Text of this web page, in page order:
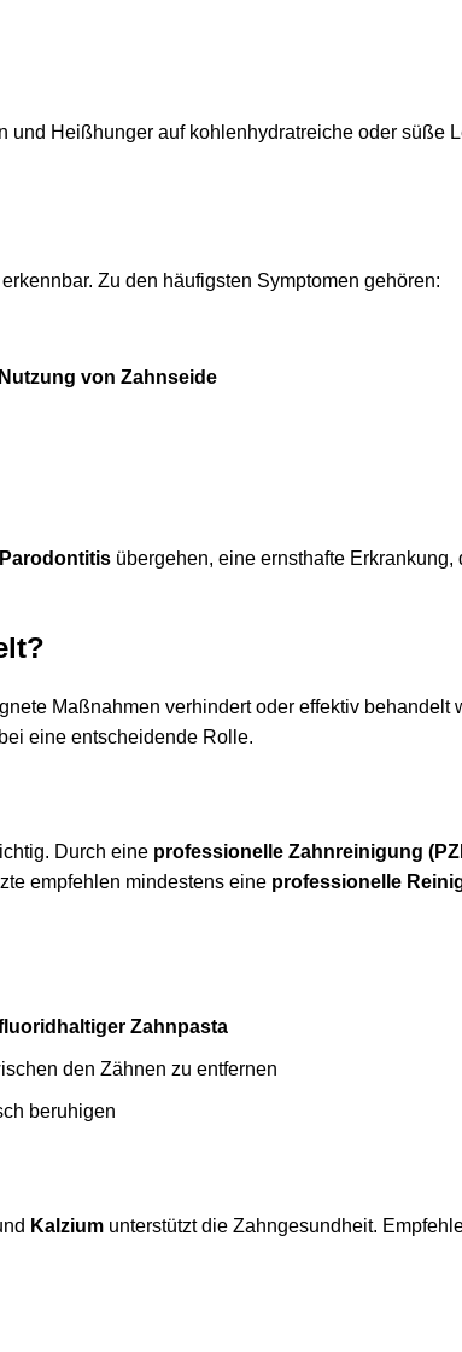
Heißhunger auf kohlenhydratreiche oder süße
Zu den häufigsten Symptomen gehören:
von Zahnseide
Parodontitis übergehen, eine ernsthafte
Maßnahmen verhindert oder effektiv
eine entscheidende Rolle.
Durch eine professionelle Zahnreinigung
empfehlen mindestens eine professionelle
Zahnpasta
den Zähnen zu entfernen
beruhigen
Kalzium unterstützt die Zahngesundheit.